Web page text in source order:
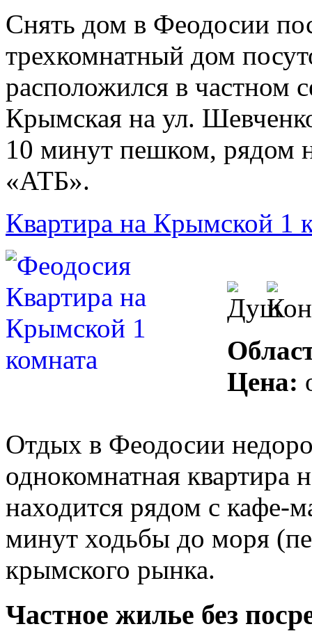
Снять дом в Феодосии
трехкомнатный дом
расположился в частном
Крымская на ул.
10 минут пешком, рядом
«АТБ».
Квартира на Крымской 1
Цена:
Отдых в Феодосии
однокомнатная квартира
находится рядом с кафе-
минут ходьбы до моря
крымского рынка.
Частное жилье без